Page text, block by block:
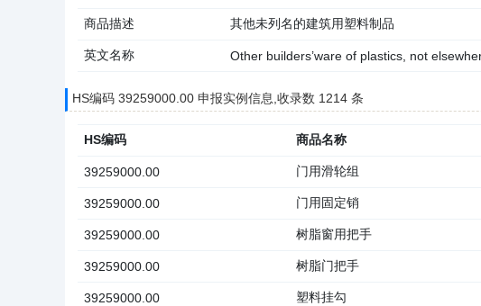
商品描述 其他未列名的建筑用塑料制品
英文名称 Other builders’ware of plastics, not
HS编码 39259000.00 申报实例信息,收录数 1214 条
HS编码 商品名称
39259000.00 门用滑轮组
39259000.00 门用固定销
39259000.00 树脂窗用把手
39259000.00 树脂门把手
39259000.00 塑料挂勾